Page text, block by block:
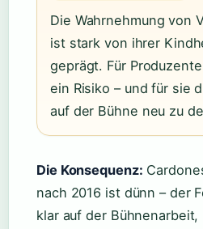
Die Wahrnehmung von
ist stark von ihrer
geprägt. Für
ein Risiko – und für sie
auf der Bühne neu zu
Die Konsequenz:
nach 2016 ist dünn – der
klar auf der